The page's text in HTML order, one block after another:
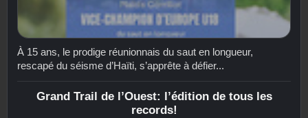
À 15 ans, le prodige réunionnais du saut en longueur,
rescapé du séisme d’Haïti, s’apprête à défier...
Grand Trail de l’Ouest: l’édition de tous les
records!